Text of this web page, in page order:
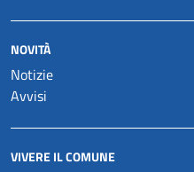
NOVITÀ
Notizie
Avvisi
VIVERE IL COMUNE